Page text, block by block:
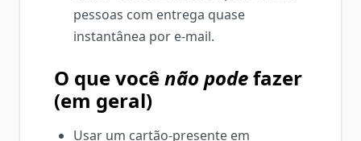
pessoas com entrega quase
instantânea por e‑mail.
O que vocênão podefazer
(em geral)
Usar um cartão-presente em